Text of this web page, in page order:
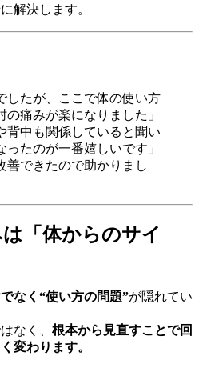
解決します。
したが、ここで体の使い方
の痛みが楽になりました」
背中も関係していると聞い
たのが一番嬉しいです」
善できたので助かりまし
「体からのサイ
なく“使い方の問題”が隠れてい
なく、 根本から見直すことで回
変わります。